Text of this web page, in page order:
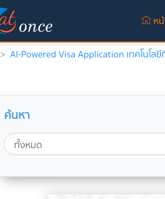
ห
> AI-Powered Visa Application เทคโนโล
ค้นหา